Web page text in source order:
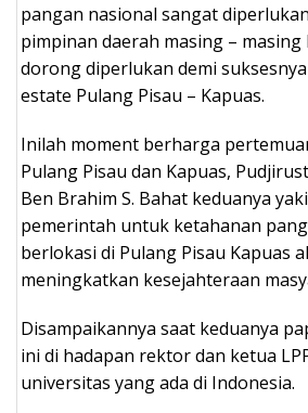
pangan nasional sangat
pimpinan daerah masing – masing
dorong diperlukan demi
estate Pulang Pisau – Kapuas.
Inilah moment berharga
Pulang Pisau dan Kapuas,
Ben Brahim S. Bahat keduanya
pemerintah untuk ketahanan
berlokasi di Pulang Pisau Kapuas
meningkatkan kesejahteraan
Disampaikannya saat keduanya
ini di hadapan rektor dan ketua
universitas yang ada di Indonesia.